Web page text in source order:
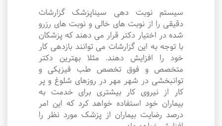
سیستم نوبت دهی سیناپزشک گزارشات
دقیقی را از نوبت های خالی و نوبت های رزرو
شده در اختیار دکتر قرار می دهند که پزشکان
با توجه به این گزارشات می توانند بازدهی کار
خود را افزایش دهند. مثلا بهترین دکتر
متخصص و فوق تخصص طب فیزیکی و
توانبخشی در شهر مهر در روزهای شلوغ و پر
کار از نیروی کار بیشتری برای خدمت به
بیماران خود استفاده خواهد کرد که این امر
درصد رضایت بیماران از پزشک مورد نظر را